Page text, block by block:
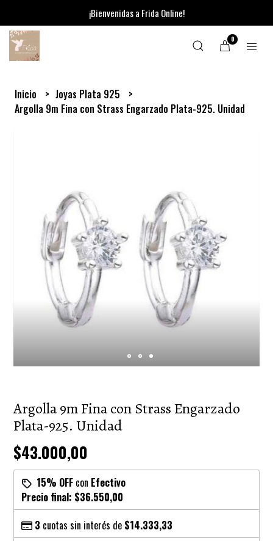
¡Bienvenidas a Frida Online!
0
Inicio
Joyas Plata 925
Argolla 9m Fina con Strass Engarzado Plata-925. Unidad
Argolla 9m Fina con Strass Engarzado
Plata-925. Unidad
$43.000,00
15% OFF con Efectivo
Precio final: $36.550,00
3 cuotas sin interés de $14.333,33